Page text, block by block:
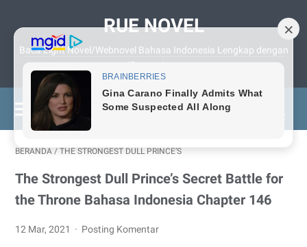
RUE NOVEL
Baca Light Novel/Webnovel Bahasa Indonesia Lengkap dengan
Illustrasinya
BERANDA / THE STRONGEST DULL PRINCE’S
The Strongest Dull Prince’s Secret Battle for
the Throne Bahasa Indonesia Chapter 146
12 Mar, 2021 Posting Komentar